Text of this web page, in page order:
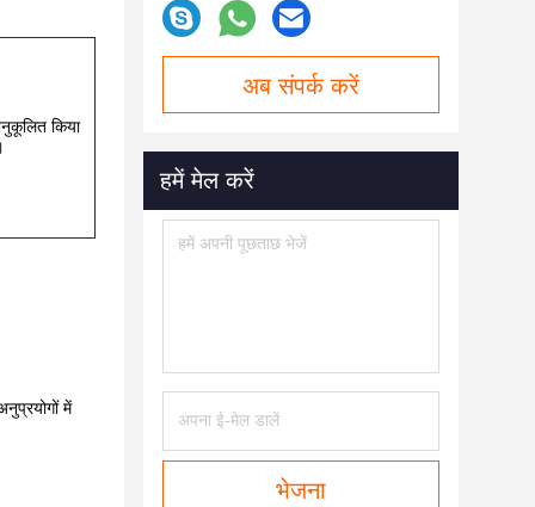
किया
में
अब संपर्क करें
हमें मेल करें
भेजना